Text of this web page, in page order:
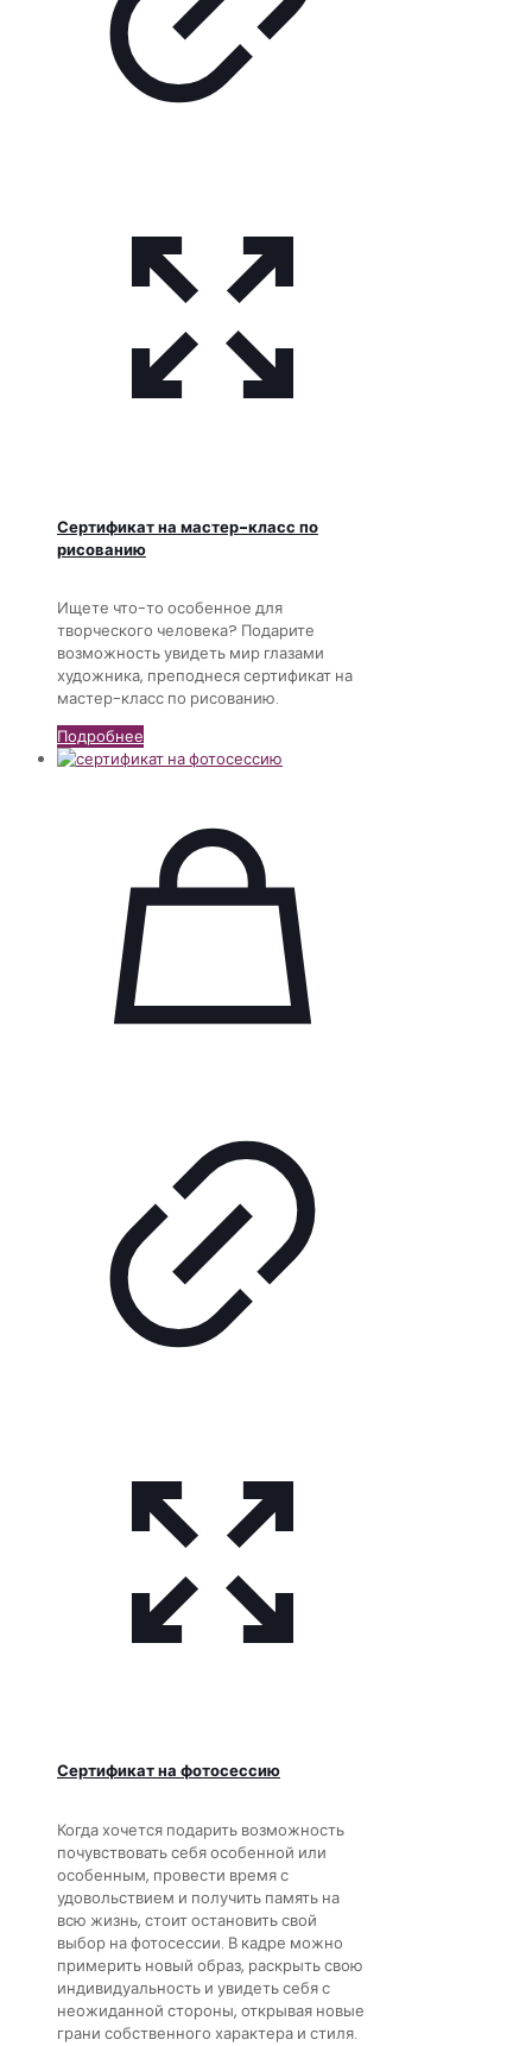
Сертификат на мастер-класс по
рисованию
Ищете что-то особенное для
творческого человека? Подарите
возможность увидеть мир глазами
художника, преподнеся сертификат на
мастер-класс по рисованию.
Подробнее
Сертификат на фотосессию
Когда хочется подарить возможность
почувствовать себя особенной или
особенным, провести время с
удовольствием и получить память на
всю жизнь, стоит остановить свой
выбор на фотосессии. В кадре можно
примерить новый образ, раскрыть свою
индивидуальность и увидеть себя с
неожиданной стороны, открывая новые
грани собственного характера и стиля.